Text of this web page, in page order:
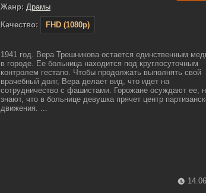
Жанр: Драмы
Качество:
FHD (1080p)
1941 год. Вера Трешникова остается единственным
в городе. Ее больница находится под круглосуточным
контролем гестапо. Чтобы продолжать выполнять свой
врачебный долг, Вера делает вид, что идет на
сотрудничество с фашистами. Горожане осуждают ее,
знают, что в больнице девушка прячет центр
движения. ...